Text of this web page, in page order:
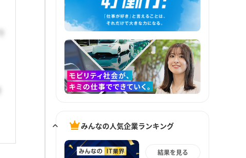
みんなの人気企業ランキング
結果を見る